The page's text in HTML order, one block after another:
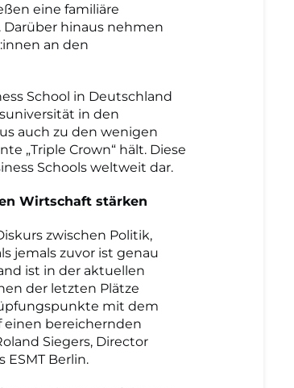
eine familiäre
hinaus nehmen
an den
School in Deutschland
in den
auch zu den wenigen
„Triple Crown“ hält. Diese
Schools weltweit dar.
Wirtschaft stärken
zwischen Politik,
jemals zuvor ist genau
ist in der aktuellen
der letzten Plätze
mit dem
einen bereichernden
Siegers, Director
ESMT Berlin.